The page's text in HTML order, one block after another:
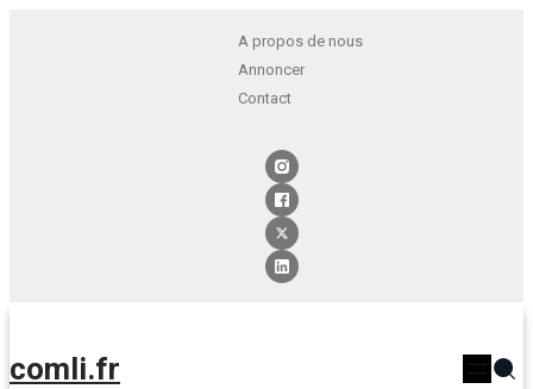
A propos de nous
Annoncer
Contact
comli.fr